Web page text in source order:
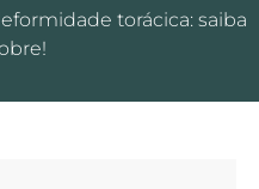
torácica: saiba